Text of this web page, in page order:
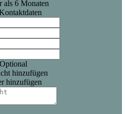
als 6 Monaten
Optional
hinzufügen
hinzufügen